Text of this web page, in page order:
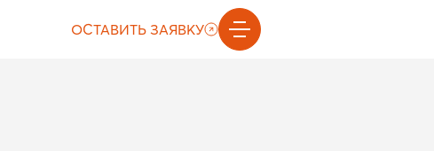
ОСТАВИТЬ ЗАЯВКУ